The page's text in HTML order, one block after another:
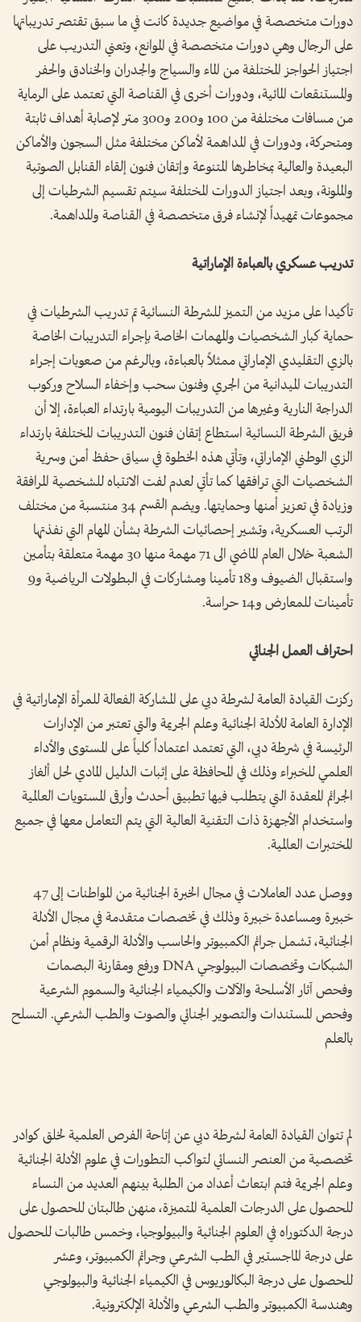
دورات متخصصة في مواضيع جديدة كانت في ما سبق تقتصر تدريباتها
على الرجال وهي دورات متخصصة في الموانع، وتعني التدريب على
اجتياز الحواجز المختلفة من الماء والسياج والجدران والخنادق والحفر
والمستنقعات المائية، ودورات أخرى في القناصة التي تعتمد على الرماية
من مسافات مختلفة من 100 و200 و300 متر لإصابة أهداف ثابتة
ومتحركة، ودورات في المداهمة لأماكن مختلفة مثل السجون والأماكن
البعيدة والعالية بمخاطرها المتنوعة وإتقان فنون إلقاء القنابل الصوتية
والملونة، وبعد اجتياز الدورات المختلفة سيتم تقسيم الشرطيات إلى
مجموعات تمهيداً لإنشاء فرق متخصصة في القناصة والمداهمة.
تدريب عسكري بالعباءة الإماراتية
تأكيدا على مزيد من التميز للشرطة النسائية تم تدريب الشرطيات في
حماية كبار الشخصيات والمهمات الخاصة بإجراء التدريبات الخاصة
بالزي التقليدي الإماراتي ممثلاً بالعباءة، وبالرغم من صعوبات إجراء
التدريبات الميدانية من الجري وفنون سحب وإخفاء السلاح وركوب
الدراجة النارية وغيرها من التدريبات اليومية بارتداء العباءة، إلا أن
فريق الشرطة النسائية استطاع إتقان فنون التدريبات المختلفة بارتداء
الزي الوطني الإماراتي، وتأتي هذه الخطوة في سياق حفظ أمن وسرية
الشخصيات التي ترافقها كما تأتي لعدم لفت الانتباه للشخصية المرافقة
وزيادة في تعزيز أمنها وحمايتها. ويضم القسم 34 منتسبة من مختلف
الرتب العسكرية، وتشير إحصائيات الشرطة بشأن المهام التي نفذتها
الشعبة خلال العام الماضي الى 71 مهمة منها 30 مهمة متعلقة بتأمين
واستقبال الضيوف و18 تأمينا ومشاركات في البطولات الرياضية و9
تأمينات للمعارض و14 حراسة.
احتراف العمل الجنائي
ركزت القيادة العامة لشرطة دبي على المشاركة الفعالة للمرأة الإماراتية في
الإدارة العامة للأدلة الجنائية وعلم الجريمة والتي تعتبر من الإدارات
الرئيسة في شرطة دبي، التي تعتمد اعتماداً كلياً على المستوى والأداء
العلمي للخبراء وذلك في المحافظة على إثبات الدليل المادي لحل ألغاز
الجرائم المعقدة التي يتطلب فيها تطبيق أحدث وأرقى المستويات العالمية
واستخدام الأجهزة ذات التقنية العالية التي يتم التعامل معها في جميع
المختبرات العالمية.
ووصل عدد العاملات في مجال الخبرة الجنائية من المواطنات إلى 47
خبيرة ومساعدة خبيرة وذلك في تخصصات متقدمة في مجال الأدلة
الجنائية، تشمل جرائم الكمبيوتر والحاسب والأدلة الرقمية ونظام أمن
الشبكات وتخصصات البيولوجي DNA ورفع ومقارنة البصمات
وفحص آثار الأسلحة والآلات والكيمياء الجنائية والسموم الشرعية
وفحص المستندات والتصوير الجنائي والصوت والطب الشرعي. التسلح
بالعلم
لم تتوان القيادة العامة لشرطة دبي عن إتاحة الفرص العلمية لخلق كوادر
تخصصية من العنصر النسائي لتواكب التطورات في علوم الأدلة الجنائية
وعلم الجريمة فتم ابتعاث أعداد من الطلبة بينهم العديد من النساء
للحصول على الدرجات العلمية المتميزة، منهن طالبتان للحصول على
درجة الدكتوراه في العلوم الجنائية والبيولوجيا، وخمس طالبات للحصول
على درجة الماجستير في الطب الشرعي وجرائم الكمبيوتر، وعشر
للحصول على درجة البكالوريوس في الكيمياء الجنائية والبيولوجي
وهندسة الكمبيوتر والطب الشرعي والأدلة الإلكترونية.